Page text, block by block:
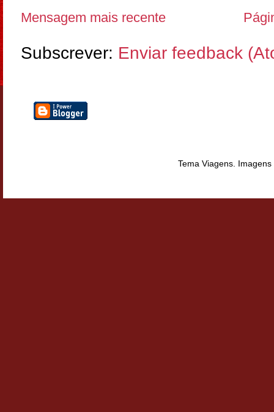
Mensagem mais recente
Subscrever: Enviar feedback
Tema Viagens.